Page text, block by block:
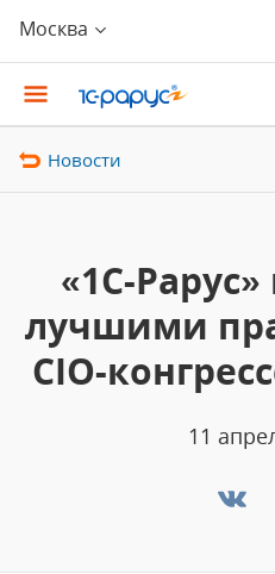
Москва
Новости
«1С-
лучшими
CIO-
11